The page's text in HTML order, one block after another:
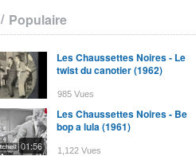
/ Populaire
Les Chaussettes Noires - Le
twist du canotier (1962)
985 Vues
01:56
Les Chaussettes Noires - Be
bop a lula (1961)
1,122 Vues